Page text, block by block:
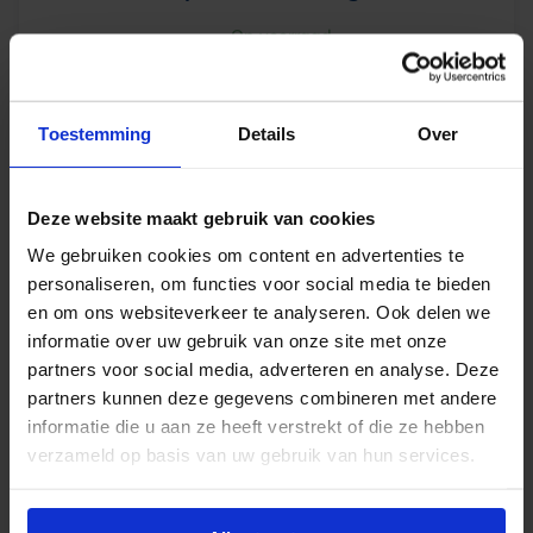
Toestemming Details Over
Deze website maakt gebruik van cookies
We gebruiken cookies om content en advertenties te
personaliseren, om functies voor social media te bieden
en om ons websiteverkeer te analyseren. Ook delen we
informatie over uw gebruik van onze site met onze
partners voor social media, adverteren en analyse. Deze
partners kunnen deze gegevens combineren met andere
informatie die u aan ze heeft verstrekt of die ze hebben
verzameld op basis van uw gebruik van hun services.
Op voorraad
19,42 excl. btw
+
- In winkelwagen